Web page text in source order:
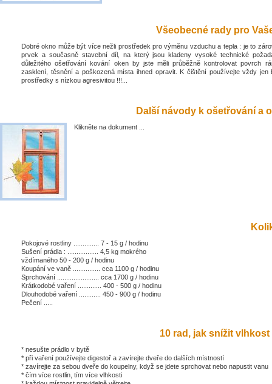
Všeobecné rady pro
Dobré okno může být více nežli prostředek pro výměnu vzduchu a tepla : je to
prvek a současně stavební díl, na který jsou kladeny vysoké technické
důležitého ošetřování kování oken by jste měli průběžně kontrolovat povrch
zasklení, těsnění a poškozená místa ihned opravit. K čištění používejte vždy jen
prostředky s nízkou agresivitou !!!...
Další návody k ošetřování a
Klikněte na dokument ...
Pokojové rostliny .............. 7 - 15 g / hodinu
Sušení prádla : ................. 4,5 kg mokrého
vždímaného 50 - 200 g / hodinu
Koupání ve vaně ............... cca 1100 g / hodinu
Sprchování ....................... cca 1700 g / hodinu
Krátkodobé vaření ............. 400 - 500 g / hodinu
Dlouhodobé vaření ............ 450 - 900 g / hodinu
Pečení .....
10 rad, jak snížit vlhkost
* nesušte prádlo v bytě
* při vaření používejte digestoř a zavírejte dveře do dalších místností
* zavírejte za sebou dveře do koupelny, když se jdete sprchovat nebo napustit vanu
* čím více rostlin, tím více vlhkosti